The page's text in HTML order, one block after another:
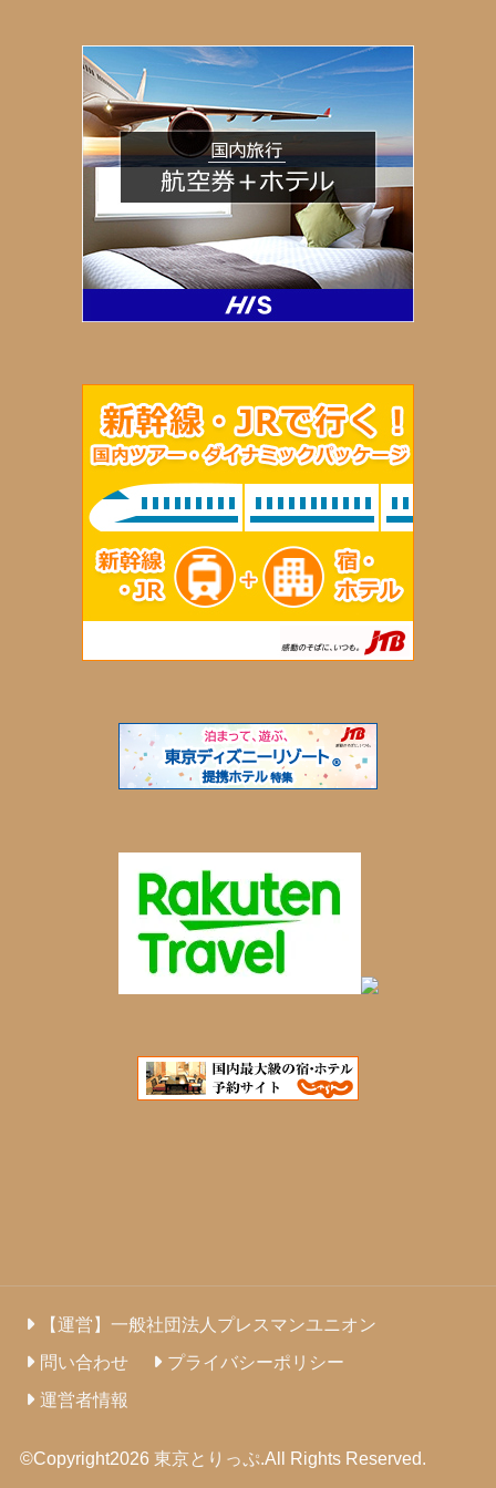
【運営】一般社団法人プレスマンユニオン
問い合わせ
プライバシーポリシー
運営者情報
©Copyright2026 東京とりっぷ.All Rights Reserved.